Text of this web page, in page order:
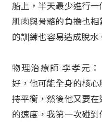
船上，半天最少進行
肌肉與骨骼的負擔也
的訓練也容易造成脫水
物理治療師 李孝元
好，他可能全身的核
持平衡，然後他又要
的速度，我第一次碰